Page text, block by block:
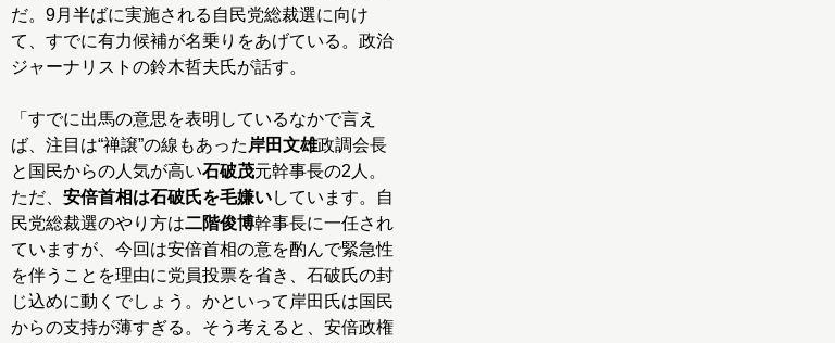
だ。9月半ばに実施される自民党総裁選に向け
て、すでに有力候補が名乗りをあげている。政治
ジャーナリストの鈴木哲夫氏が話す。
「すでに出馬の意思を表明しているなかで言え
ば、注目は“禅譲”の線もあった岸田文雄政調会長
と国民からの人気が高い石破茂元幹事長の2人。
ただ、 安倍首相は石破氏を毛嫌いしています。自
民党総裁選のやり方は二階俊博幹事長に一任され
ていますが、今回は安倍首相の意を酌んで緊急性
を伴うことを理由に党員投票を省き、石破氏の封
じ込めに動くでしょう。かといって岸田氏は国民
からの支持が薄すぎる。そう考えると、安倍政権